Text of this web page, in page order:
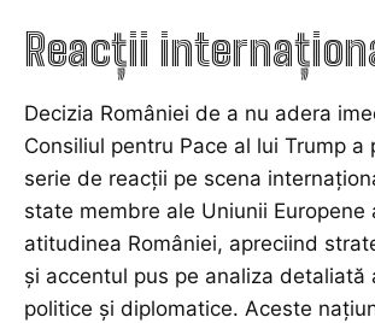
Reacții
Decizia României de a nu adera
Consiliul pentru Pace al lui Trump a
serie de reacții pe scena
state membre ale Uniunii Europene
atitudinea României, apreciind
și accentul pus pe analiza detaliată
politice și diplomatice. Aceste